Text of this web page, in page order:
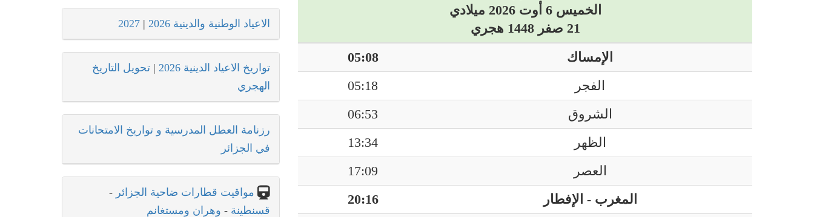
الخميس 6 أوت 2026 ميلادي
21 صفر 1448 هجري
الإمساك
05:08
الفجر
05:18
الشروق
06:53
الظهر
13:34
العصر
17:09
المغرب - الإفطار
20:16
الاعياد الوطنية والدينية 2026 |
2027
تواريخ الاعياد الدينية 2026 | تحويل التاريخ
الهجري
رزنامة العطل المدرسية و تواريخ الامتحانات
في الجزائر
مواقيت قطارات ضاحية الجزائر -
قسنطينة - وهران ومستغانم